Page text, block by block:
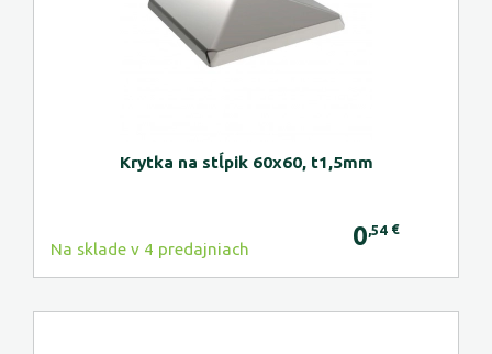
Krytka na stĺpik 60x60, t1,5mm
Na sklade v 4 predajniach 0 ,54 €